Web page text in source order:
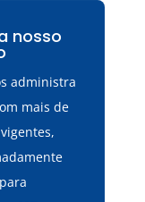
nosso
administra
mais de